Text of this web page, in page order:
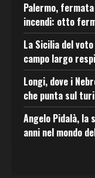
Palermo,
incendi: otto
La Sicilia del
campo largo
Longi, dove i
che punta sul
Angelo Pidalà, la
anni nel mondo